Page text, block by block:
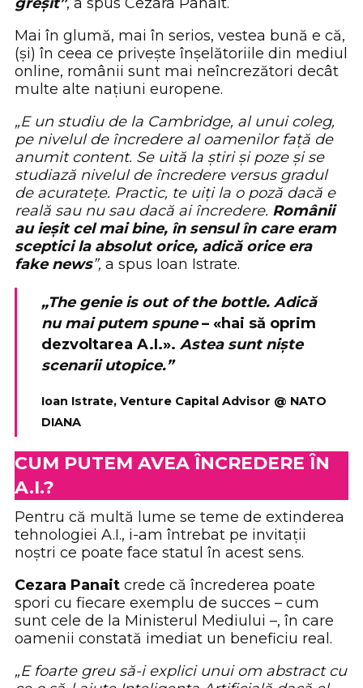
Mai în glumă, mai în serios, vestea bună e că,
(și) în ceea ce privește înșelătoriile din mediul
online, românii sunt mai neîncrezători decât
multe alte națiuni europene.
„E un studiu de la Cambridge, al unui coleg,
pe nivelul de încredere al oamenilor față de
anumit content. Se uită la știri și poze și se
studiază nivelul de încredere versus gradul
de acuratețe. Practic, te uiți la o poză dacă e
reală sau nu sau dacă ai încredere. Românii
au ieșit cel mai bine, în sensul în care eram
sceptici la absolut orice, adică orice era
fake news”, a spus Ioan Istrate.
„The genie is out of the bottle. Adică
nu mai putem spune– «hai să oprim
dezvoltarea A.I.». Astea sunt niște
scenarii utopice.”
Ioan Istrate, Venture Capital Advisor @ NATO
DIANA
CUM PUTEM AVEA ÎNCREDERE ÎN
A.I.?
Pentru că multă lume se teme de extinderea
tehnologiei A.I., i-am întrebat pe invitații
noștri ce poate face statul în acest sens.
Cezara Panait crede că încrederea poate
spori cu fiecare exemplu de succes – cum
sunt cele de la Ministerul Mediului –, în care
oamenii constată imediat un beneficiu real.
„Efoarte greu să-iexplici unui om abstract cu